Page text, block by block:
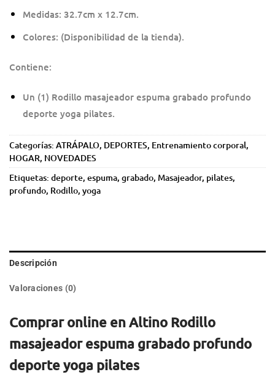
Medidas: 32.7cm x 12.7cm.
Colores: (Disponibilidad de la tienda).
Contiene:
Un (1) Rodillo masajeador espuma grabado profundo
deporte yoga pilates.
Categorías: ATRÁPALO, DEPORTES, Entrenamiento corporal,
HOGAR, NOVEDADES
Etiquetas: deporte, espuma, grabado, Masajeador, pilates,
profundo, Rodillo, yoga
Descripción
Valoraciones (0)
Comprar online en Altino Rodillo
masajeador espuma grabado profundo
deporte yoga pilates